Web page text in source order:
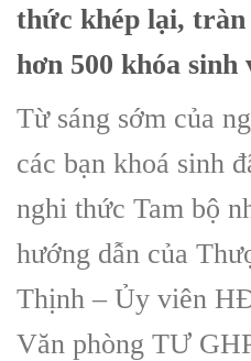
thức khép lại, tràn
hơn 500 khóa sinh
Từ sáng sớm của
các bạn khoá sinh
nghi thức Tam bộ
hướng dẫn của
Thịnh – Ủy viên
Văn phòng TƯ